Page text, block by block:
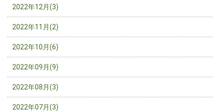
2022年12月(3)
2022年11月(2)
2022年10月(6)
2022年09月(9)
2022年08月(3)
2022年07月(3)